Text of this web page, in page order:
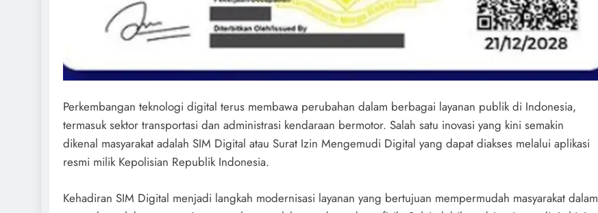
Perkembangan teknologi digital terus membawa perubahan dalam berbagai layanan publik di Indonesia,
termasuk sektor transportasi dan administrasi kendaraan bermotor. Salah satu inovasi yang kini semakin
dikenal masyarakat adalah SIM Digital atau Surat Izin Mengemudi Digital yang dapat diakses melalui aplikasi
resmi milik Kepolisian Republik Indonesia.
Kehadiran SIM Digital menjadi langkah modernisasi layanan yang bertujuan mempermudah masyarakat dalam